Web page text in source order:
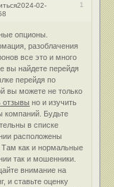
1
2024-02-
опционы.
разоблачения
все это и много
вы найдете перейдя
перейдя по
вы можете не только
отзывы но и изучить
компаний. Будьте
в списке
расположены
Там как и нормальные
так и мошенники.
внимание на
и ставьте оценку